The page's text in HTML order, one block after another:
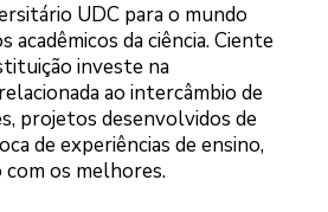
UDC para o mundo
acadêmicos da ciência. Ciente
investe na
ao intercâmbio de
projetos desenvolvidos de
de experiências de ensino,
com os melhores.